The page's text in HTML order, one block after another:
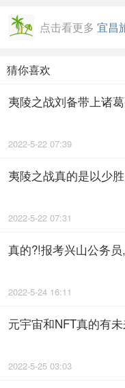
点击看更多 宜昌
猜你喜欢
夷陵之战刘备带上诸
2022-5-22 07:39
夷陵之战真的是以少
2022-5-22 07:31
真的?!报考兴山公务
2022-5-24 16:11
元宇宙和NFT真的有未
2022-5-25 03:03